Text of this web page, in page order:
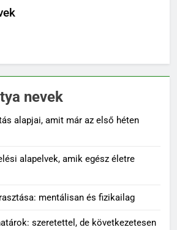
nevek
alapjai, amit már az első héten
alapelvek, amik egész életre
mentálisan és fizikailag
szeretettel, de következetesen